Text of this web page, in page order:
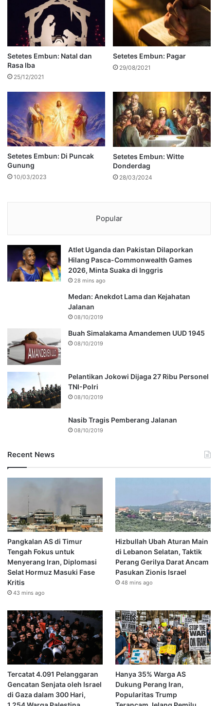
Setetes Embun: Natal dan
Rasa Iba
25/12/2021
Setetes Embun: Pagar
29/08/2021
Setetes Embun: Di Puncak
Gunung
10/03/2023
Setetes Embun: Witte
Donderdag
28/03/2024
Popular
Atlet Uganda dan Pakistan Dilaporkan
Hilang Pasca-Commonwealth Games
2026, Minta Suaka di Inggris
28 mins ago
Medan: Anekdot Lama dan Kejahatan
Jalanan
08/10/2019
Buah Simalakama Amandemen UUD 1945
08/10/2019
Pelantikan Jokowi Dijaga 27 Ribu Personel
TNI-Polri
08/10/2019
Nasib Tragis Pemberang Jalanan
08/10/2019
Recent News
Pangkalan AS di Timur
Tengah Fokus untuk
Menyerang Iran, Diplomasi
Selat Hormuz Masuki Fase
Kritis
43 mins ago
Hizbullah Ubah Aturan Main
di Lebanon Selatan, Taktik
Perang Gerilya Darat Ancam
Pasukan Zionis Israel
48 mins ago
Tercatat 4.091 Pelanggaran
Gencatan Senjata oleh Israel
di Gaza dalam 300 Hari,
Hanya 35% Warga AS
Dukung Perang Iran,
Popularitas Trump